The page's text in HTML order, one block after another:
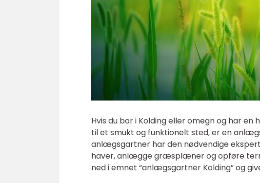
Hvis du bor i Kolding eller omegn og har
til et smukt og funktionelt sted, er en
anlægsgartner har den nødvendige
haver, anlægge græsplæner og opføre
ned i emnet “anlægsgartner Kolding” og